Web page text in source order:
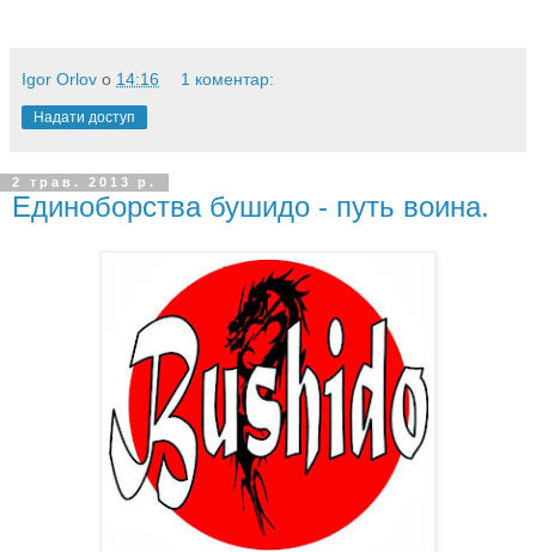
Igor Orlov о 14:16 1 коментар:
Надати доступ
2 трав. 2013 р.
Единоборства бушидо - путь воина.